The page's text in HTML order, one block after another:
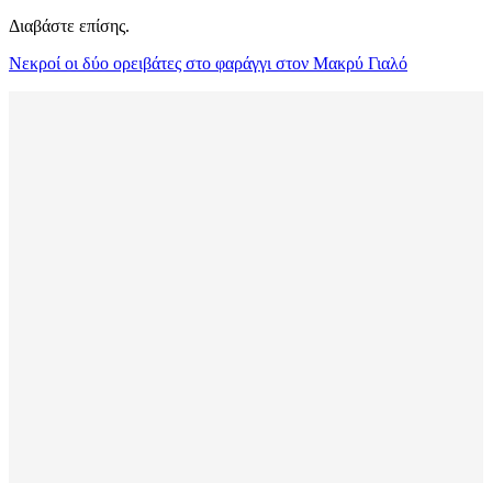
Διαβάστε επίσης.
Νεκροί οι δύο ορειβάτες στο φαράγγι στον Μακρύ Γιαλό